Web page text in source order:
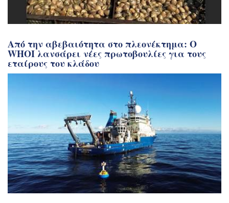
Από την αβεβαιότητα στο πλεονέκτημα: Ο
WHOI λανσάρει νέες πρωτοβουλίες για τους
εταίρους του κλάδου